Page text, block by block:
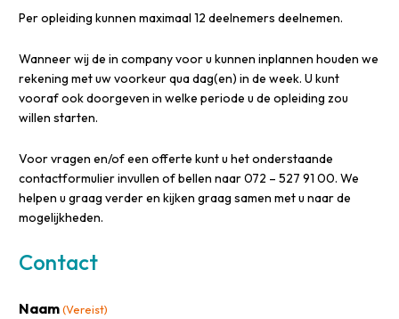
Per opleiding kunnen maximaal 12 deelnemers deelnemen.
Wanneer wij de in company voor u kunnen inplannen houden we
rekening met uw voorkeur qua dag(en) in de week. U kunt
vooraf ook doorgeven in welke periode u de opleiding zou
willen starten.
Voor vragen en/of een offerte kunt u het onderstaande
contactformulier invullen of bellen naar 072 – 527 91 00. We
helpen u graag verder en kijken graag samen met u naar de
mogelijkheden.
Contact
Naam (Vereist)